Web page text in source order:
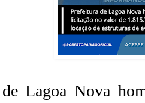
Lagoa Nova